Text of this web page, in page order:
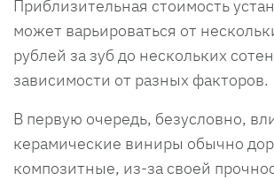
Приблизительная стоимость
может варьироваться от
рублей за зуб до нескольких
зависимости от разных факторов.
В первую очередь, безусловно,
керамические виниры обычно
композитные, из-за своей